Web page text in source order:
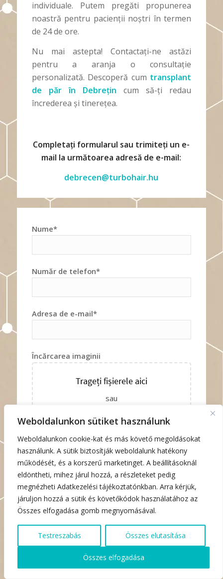
Weboldalunkon sütiket használunk
Weboldalunkon cookie-kat és más követő megoldásokat
használunk. A sütik biztosítják weboldalunk hatékony
működését, és a korszerű marketinget. A beállításoknál
eldöntheti, mihez járul hozzá, a részleteket pedig
megnézheti Adatkezelési tájékoztatónkban. Arra kérjük,
járuljon hozzá a sütik és követőkódok használatához az
Összes elfogadása gomb megnyomásával.
Testreszabás Összes elutasítása
Összes elfogadása
individuale. Putem pregăti propunerea
noastră pentru pacienții noștri în termen
de 24 de ore.
Nu mai astepta! Contactați-ne astăzi
pentru a aranja o consultație
personalizată. Descoperă cum transplant
de păr în Debrețin cum să-ți redau
încrederea și tinerețea.
Completați formularul sau trimiteți un e-
mail la următoarea adresă de e-mail:
debrecen@turbohair.hu
Nume*
Număr de telefon*
Adresa de e-mail*
Încărcarea imaginii
Trageți fișierele aici
sau
0
Mesaj*